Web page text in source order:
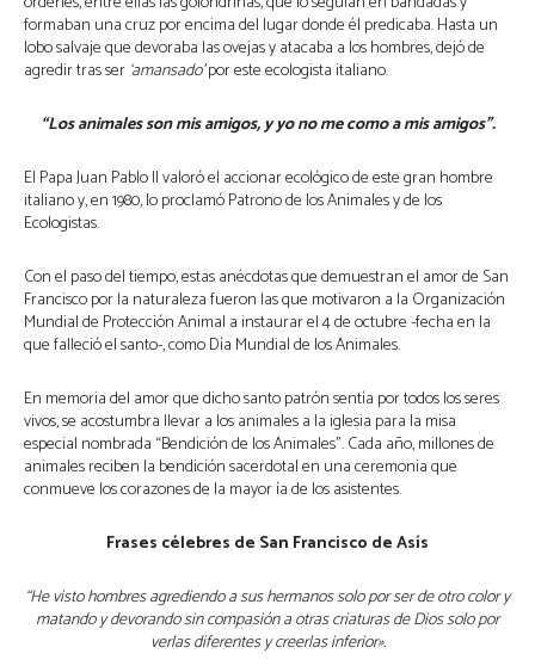
formaban una cruz por encima del lugar donde él predicaba. Hasta un
lobo salvaje que devoraba las ovejas y atacaba a los hombres, dejó de
agredir tras ser ‘amansado’por este ecologista italiano.
“Los animales son mis amigos, y yo no me como a mis amigos”.
El Papa Juan Pablo II valoró el accionar ecológico de este gran hombre
italiano y, en 1980, lo proclamó Patrono de los Animales y de los
Ecologistas.
Con el paso del tiempo, estas anécdotas que demuestran el amor de San
Francisco por la naturaleza fueron las que motivaron a la Organización
Mundial de Protección Animal a instaurar el 4 de octubre -fecha en la
que falleció el santo-, como Día Mundial de los Animales.
En memoria del amor que dicho santo patrón sentía por todos los seres
vivos, se acostumbra llevar a los animales a la iglesia para la misa
especial nombrada “Bendición de los Animales”. Cada año, millones de
animales reciben la bendición sacerdotal en una ceremonia que
conmueve los corazones de la mayor ía de los asistentes.
Frases célebres de San Francisco de Asís
“He visto hombres agrediendo a sus hermanos solo por ser de otro color y
matando y devorando sin compasión a otras criaturas de Dios solo por
verlas diferentes y creerlas inferior».